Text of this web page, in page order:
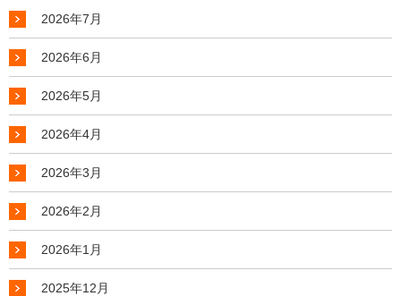
2026年7月
2026年6月
2026年5月
2026年4月
2026年3月
2026年2月
2026年1月
2025年12月